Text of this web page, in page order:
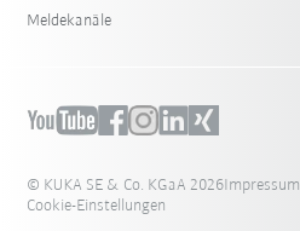
Meldekanäle
© KUKA SE & Co. KGaA 2026Impressum
Cookie-Einstellungen